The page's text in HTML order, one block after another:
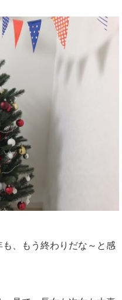
、もう終わりだな～と感